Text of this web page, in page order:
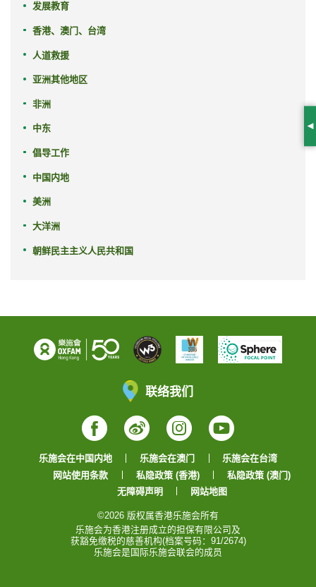
发展教育
香港、澳门、台湾
人道救援
亚洲其他地区
非洲
中东
倡导工作
中国内地
美洲
大洋洲
朝鲜民主主义人民共和国
联络我们
Facebook
WeiboInstagram
YouTube
乐施会在中国内地 乐施会在澳门
乐施会在台湾
网站使用条款
私隐政策 (香港)
私隐政策 (澳门)
无障碍声明
网站地图
©2026 版权属香港乐施会所有
乐施会为香港注册成立的担保有限公司及
获豁免缴税的慈善机构(档案号码：91/2674)
乐施会是国际乐施会联会的成员